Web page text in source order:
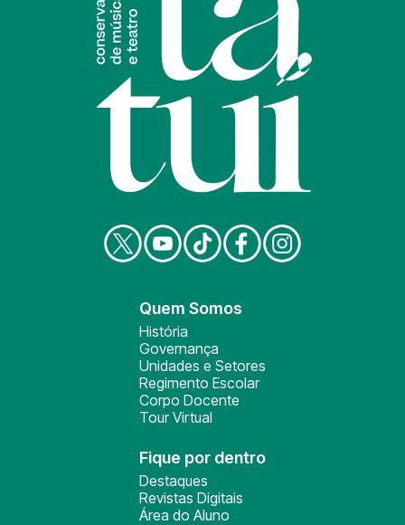
Quem Somos
História
Governança
Unidades e Setores
Regimento Escolar
Corpo Docente
Tour Virtual
Fique por dentro
Destaques
Revistas Digitais
Área do Aluno